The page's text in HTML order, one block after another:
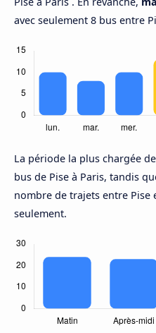
avec seulement 8 bus entre
La période la plus chargée
bus de Pise à Paris, tandis
nombre de trajets entre Pise
seulement.